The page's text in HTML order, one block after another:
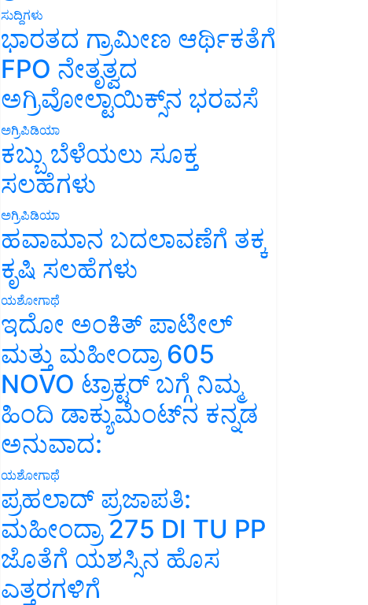
ಸುದ್ದಿಗಳು
ಭಾರತದ ಗ್ರಾಮೀಣ ಆರ್ಥಿಕತೆಗೆ
FPO ನೇತೃತ್ವದ
ಅಗ್ರಿವೋಲ್ಟಾಯಿಕ್ಸ್‌ನ ಭರವಸೆ
ಅಗ್ರಿಪಿಡಿಯಾ
ಕಬ್ಬು ಬೆಳೆಯಲು ಸೂಕ್ತ
ಸಲಹೆಗಳು
ಅಗ್ರಿಪಿಡಿಯಾ
ಹವಾಮಾನ ಬದಲಾವಣೆಗೆ ತಕ್ಕ
ಕೃಷಿ ಸಲಹೆಗಳು
ಯಶೋಗಾಥೆ
ಇದೋ ಅಂಕಿತ್ ಪಾಟೀಲ್
ಮತ್ತು ಮಹೀಂದ್ರಾ 605
NOVO ಟ್ರಾಕ್ಟರ್ ಬಗ್ಗೆ ನಿಮ್ಮ
ಹಿಂದಿ ಡಾಕ್ಯುಮೆಂಟ್‌ನ ಕನ್ನಡ
ಅನುವಾದ:
ಯಶೋಗಾಥೆ
ಪ್ರಹಲಾದ್ ಪ್ರಜಾಪತಿ:
ಮಹೀಂದ್ರಾ 275 DI TU PP
ಜೊತೆಗೆ ಯಶಸ್ಸಿನ ಹೊಸ
ಎತ್ತರಗಳಿಗೆ